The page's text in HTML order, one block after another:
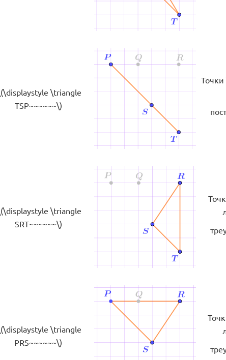
\triangle
TSP~~~~~~\)
Точки
\triangle
SRT~~~~~~\)
\triangle
PRS~~~~~~\)